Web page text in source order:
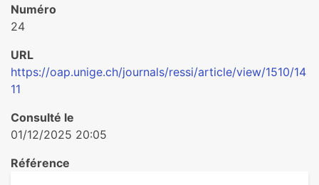
Numéro
24
URL
https://oap.unige.ch/journals/ressi/article/view/1510/14
11
Consulté le
01/12/2025 20:05
Référence